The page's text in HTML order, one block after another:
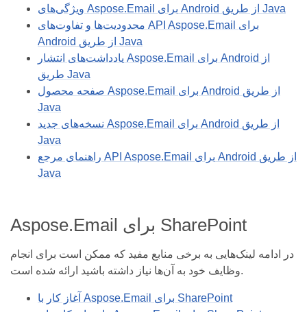
ویژگی‌های Aspose.Email برای Android از طریق Java
محدودیت‌ها و تفاوت‌های API Aspose.Email برای
Android از طریق Java
یادداشت‌های انتشار Aspose.Email برای Android از
طریق Java
صفحه محصول Aspose.Email برای Android از طریق
Java
نسخه‌های جدید Aspose.Email برای Android از طریق
Java
راهنمای مرجع API Aspose.Email برای Android از طریق
Java
Aspose.Email برای SharePoint
در ادامه لینک‌هایی به برخی منابع مفید که ممکن است برای انجام
وظایف خود به آن‌ها نیاز داشته باشید ارائه شده است.
آغاز کار با Aspose.Email برای SharePoint